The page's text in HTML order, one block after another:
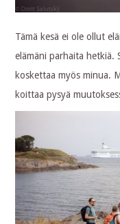
Tämä kesä ei ole ollut
elämäni parhaita hetkiä.
koskettaa myös minua.
koittaa pysyä